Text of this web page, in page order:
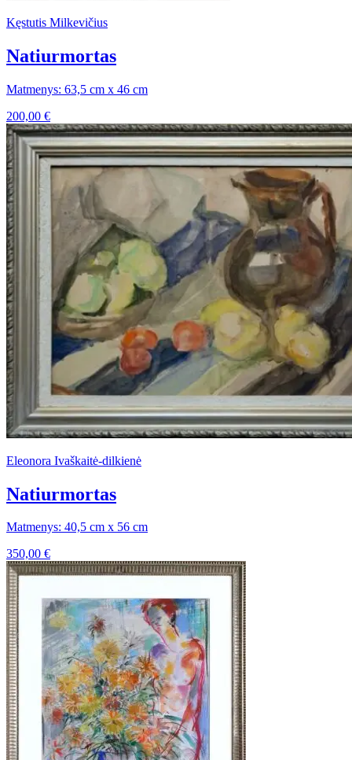
Kęstutis Milkevičius
Natiurmortas
Matmenys: 63,5 cm x 46 cm
200,00 €
Eleonora Ivaškaitė-dilkienė
Natiurmortas
Matmenys: 40,5 cm x 56 cm
350,00 €